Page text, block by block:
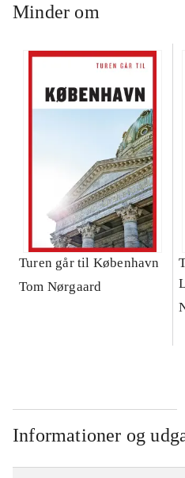
Minder om
Turen går til København
Tom Nørgaard
Informationer og